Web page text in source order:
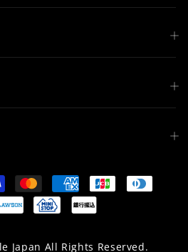
Japan All Rights Reserved.